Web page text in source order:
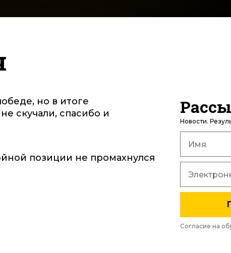
но в итоге
скучали, спасибо и
позиции не промахнулся
Новости.
Согласие на